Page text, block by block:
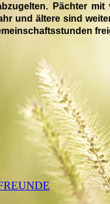
Pächter mit
und ältere sind